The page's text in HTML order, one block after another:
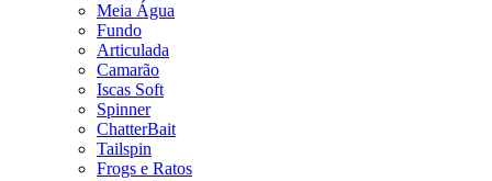
Meia Água
Fundo
Articulada
Camarão
Iscas Soft
Spinner
ChatterBait
Tailspin
Frogs e Ratos